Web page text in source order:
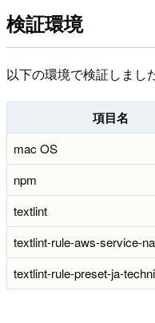
検証環境
以下の環境で検証しました
項目名
mac OS
npm
textlint
textlint-rule-aws-service-
textlint-rule-preset-ja-